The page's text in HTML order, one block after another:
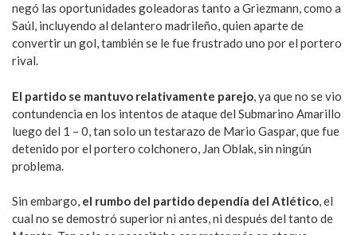
negó las oportunidades goleadoras tanto a Griezmann, como a
Saúl, incluyendo al delantero madrileño, quien aparte de
convertir un gol, también se le fue frustrado uno por el portero
rival.
El partido se mantuvo relativamente parejo , ya que no se vio
contundencia en los intentos de ataque del Submarino Amarillo
luego del 1 – 0, tan solo un testarazo de Mario Gaspar, que fue
detenido por el portero colchonero, Jan Oblak, sin ningún
problema.
Sin embargo, el rumbo del partido dependía del Atlético, el
cual no se demostró superior ni antes, ni después del tanto de